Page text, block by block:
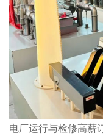
电厂运行与检修高薪